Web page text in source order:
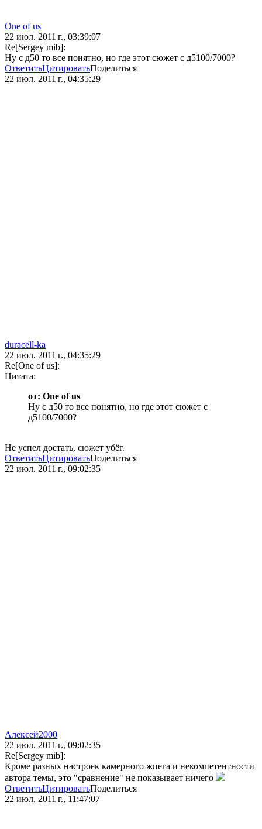
One of us
22 июл. 2011 г., 03:39:07
Re[Sergey mib]:
Ну с д50 то все понятно, но где этот сюжет с д5100/7000?
ОтветитьЦитироватьПоделиться
22 июл. 2011 г., 04:35:29
duracell-ka
22 июл. 2011 г., 04:35:29
Re[One of us]:
Цитата:
от: One of us
Ну с д50 то все понятно, но где этот сюжет с
д5100/7000?
Не успел достать, сюжет убёг.
ОтветитьЦитироватьПоделиться
22 июл. 2011 г., 09:02:35
Алексей2000
22 июл. 2011 г., 09:02:35
Re[Sergey mib]:
Кроме разных настроек камерного жпега и некомпетентности
автора темы, это "сравнение" не показывает ничего
ОтветитьЦитироватьПоделиться
22 июл. 2011 г., 11:47:07